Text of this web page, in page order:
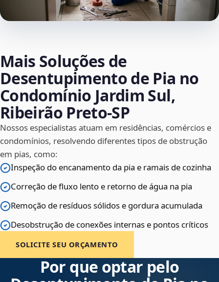
Mais Soluções de
Desentupimento de Pia no
Condomínio Jardim Sul,
Ribeirão Preto‑SP
Nossos especialistas atuam em residências, comércios e
condomínios, resolvendo diferentes tipos de obstrução
em pias, como:
Inspeção do encanamento da pia e ramais de cozinha
Correção de fluxo lento e retorno de água na pia
Remoção de resíduos sólidos e gordura acumulada
Desobstrução de conexões internas e pontos críticos
SOLICITE SEU ORÇAMENTO
Por que optar pelo